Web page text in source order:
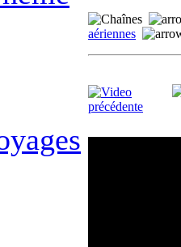
aériennes